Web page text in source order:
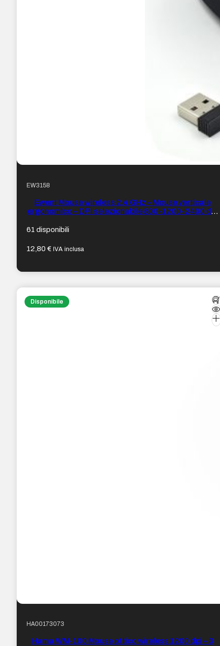
EW3158
Ewent Mouse wireless 2,4 GHz – Mouse verticale
ergonomico – DPI selezionabile 800-1200-2400 dpi
61 disponibili
12,80€ IVA inclusa
Disponibile
HA00173073
Hama WM-100 Mouse ottico wireless 1200 dpi – 3